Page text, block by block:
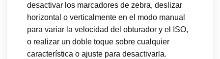
desactivar los marcadores de zebra, deslizar
horizontal o verticalmente en el modo manual
para variar la velocidad del obturador y el ISO,
o realizar un doble toque sobre cualquier
característica o ajuste para desactivarla.